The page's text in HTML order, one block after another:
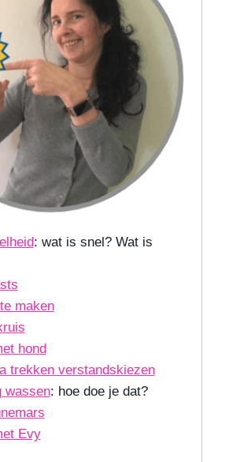
: wat is snel? Wat is
maken
hond
trekken verstandskiezen
wassen: hoe doe je dat?
Evy